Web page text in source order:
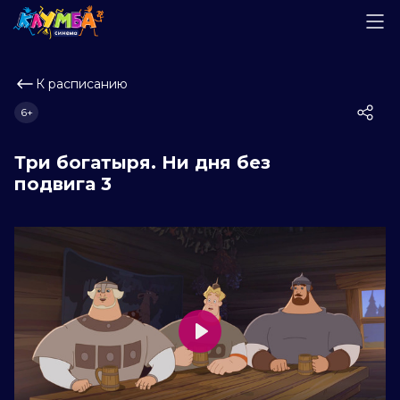
К расписанию
Три богатыря. Ни дня без
подвига 3
6+
Play